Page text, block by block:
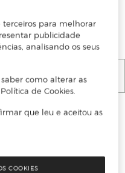
se registar ou
terceiros para melhorar
publicidade
analisando os seus
como alterar as
de Cookies.
que leu e aceitou as
COOKIES